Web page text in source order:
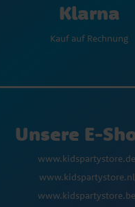
Klarna
Kauf auf Rechnung
Unsere E-
www.kidspartystore.de
www.kidspartystore.nl
www.kidspartystore.be